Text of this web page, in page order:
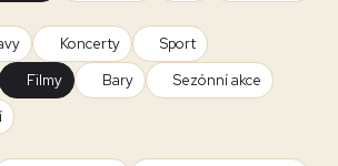
Koncerty
Sport
Filmy Bary
Sezónní akce